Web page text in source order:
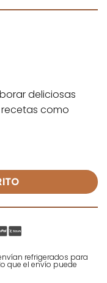
deliciosas
como
- La Chinata
refrigerados para
que el envío puede